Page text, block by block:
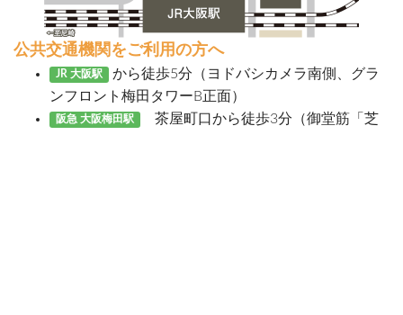
公共交通機関をご利用の方へ
JR 大阪駅
から徒歩5分（ヨドバシカメラ南側、グラ
ンフロント梅田タワーB正面）
阪急 大阪梅田駅
茶屋町口から徒歩3分（御堂筋「芝